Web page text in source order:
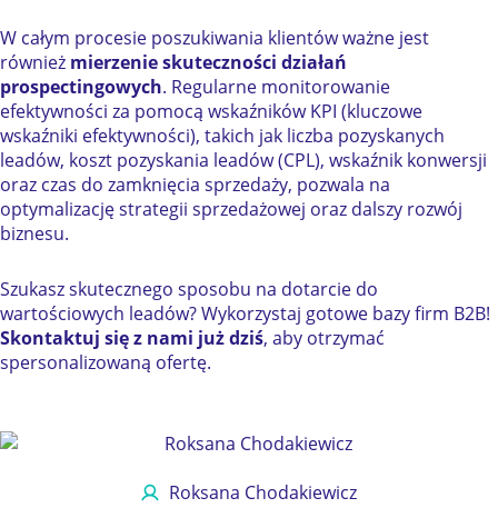
W całym procesie poszukiwania klientów ważne jest
również mierzenie skuteczności działań
prospectingowych. Regularne monitorowanie
efektywności za pomocą wskaźników KPI (kluczowe
wskaźniki efektywności), takich jak liczba pozyskanych
leadów, koszt pozyskania leadów (CPL), wskaźnik konwersji
oraz czas do zamknięcia sprzedaży, pozwala na
optymalizację strategii sprzedażowej oraz dalszy rozwój
biznesu.
Szukasz skutecznego sposobu na dotarcie do
wartościowych leadów? Wykorzystaj gotowe bazy firm B2B!
Skontaktuj się z nami już dziś, aby otrzymać
spersonalizowaną ofertę.
Roksana Chodakiewicz